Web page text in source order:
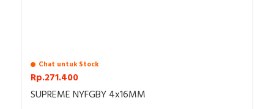
Chat untuk Stock
Rp.271.400
SUPREME NYFGBY 4x16MM